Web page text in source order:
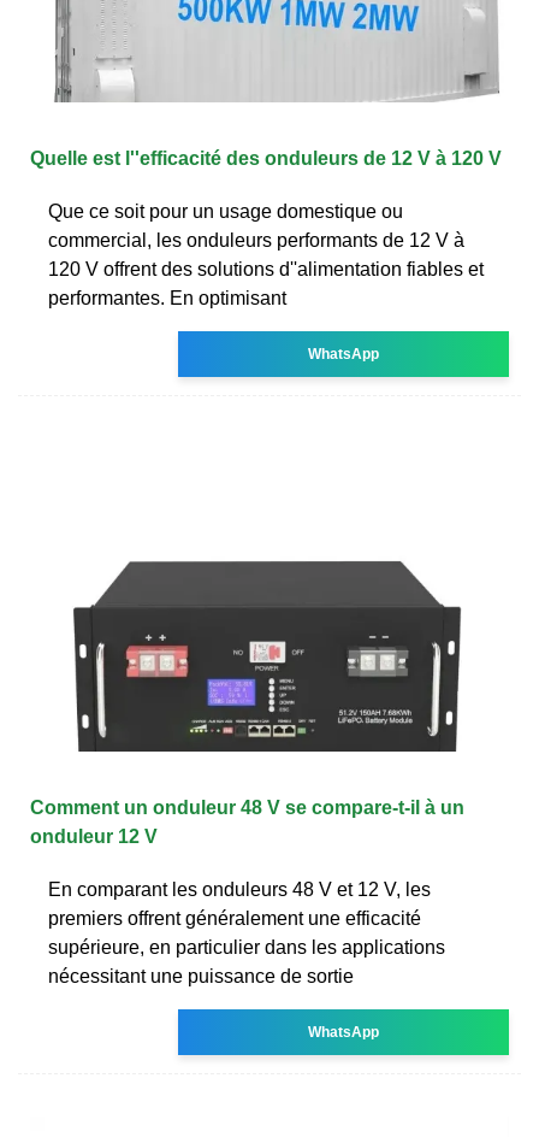
Quelle est l''efficacité des onduleurs de 12 V à 120 V
Que ce soit pour un usage domestique ou
commercial, les onduleurs performants de 12 V à
120 V offrent des solutions d''alimentation fiables et
performantes. En optimisant
WhatsApp
Comment un onduleur 48 V se compare-t-il à un
onduleur 12 V
En comparant les onduleurs 48 V et 12 V, les
premiers offrent généralement une efficacité
supérieure, en particulier dans les applications
nécessitant une puissance de sortie
WhatsApp